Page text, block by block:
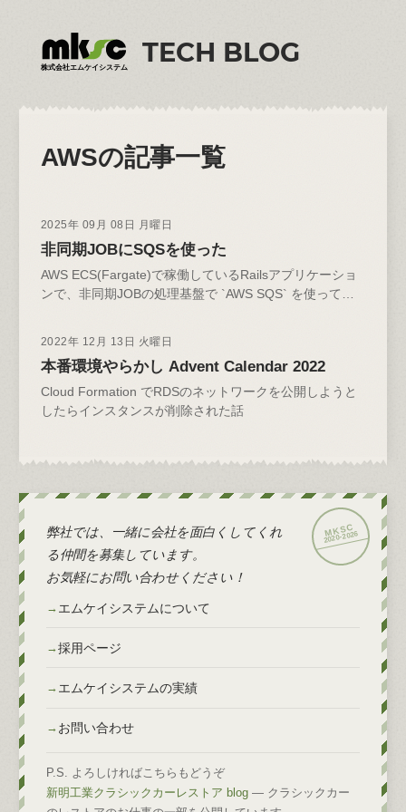
株式会社エムケイシステム TECH BLOG
AWSの記事一覧
2025年 09月 08日 月曜日
非同期JOBにSQSを使った
AWS ECS(Fargate)で稼働しているRailsアプリケーショ
ンで、非同期JOBの処理基盤で `AWS SQS` を使って
2022年 12月 13日 火曜日
本番環境やらかし Advent Calendar 2022
Cloud Formation でRDSのネットワークを公開しようと
したらインスタンスが削除された話
2020-2026
弊社では、一緒に会社を面白くしてくれ
る仲間を募集しています。
お気軽にお問い合わせください！
エムケイシステムについて
採用ページ
エムケイシステムの実績
お問い合わせ
P.S. よろしければこちらもどうぞ
新明工業クラシックカーレストア blog — クラシックカー